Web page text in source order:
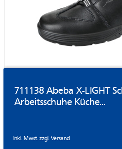
711138 Abeba X-LIGHT
Arbeitsschuhe Küche...
inkl. Mwst. zzgl.Versand